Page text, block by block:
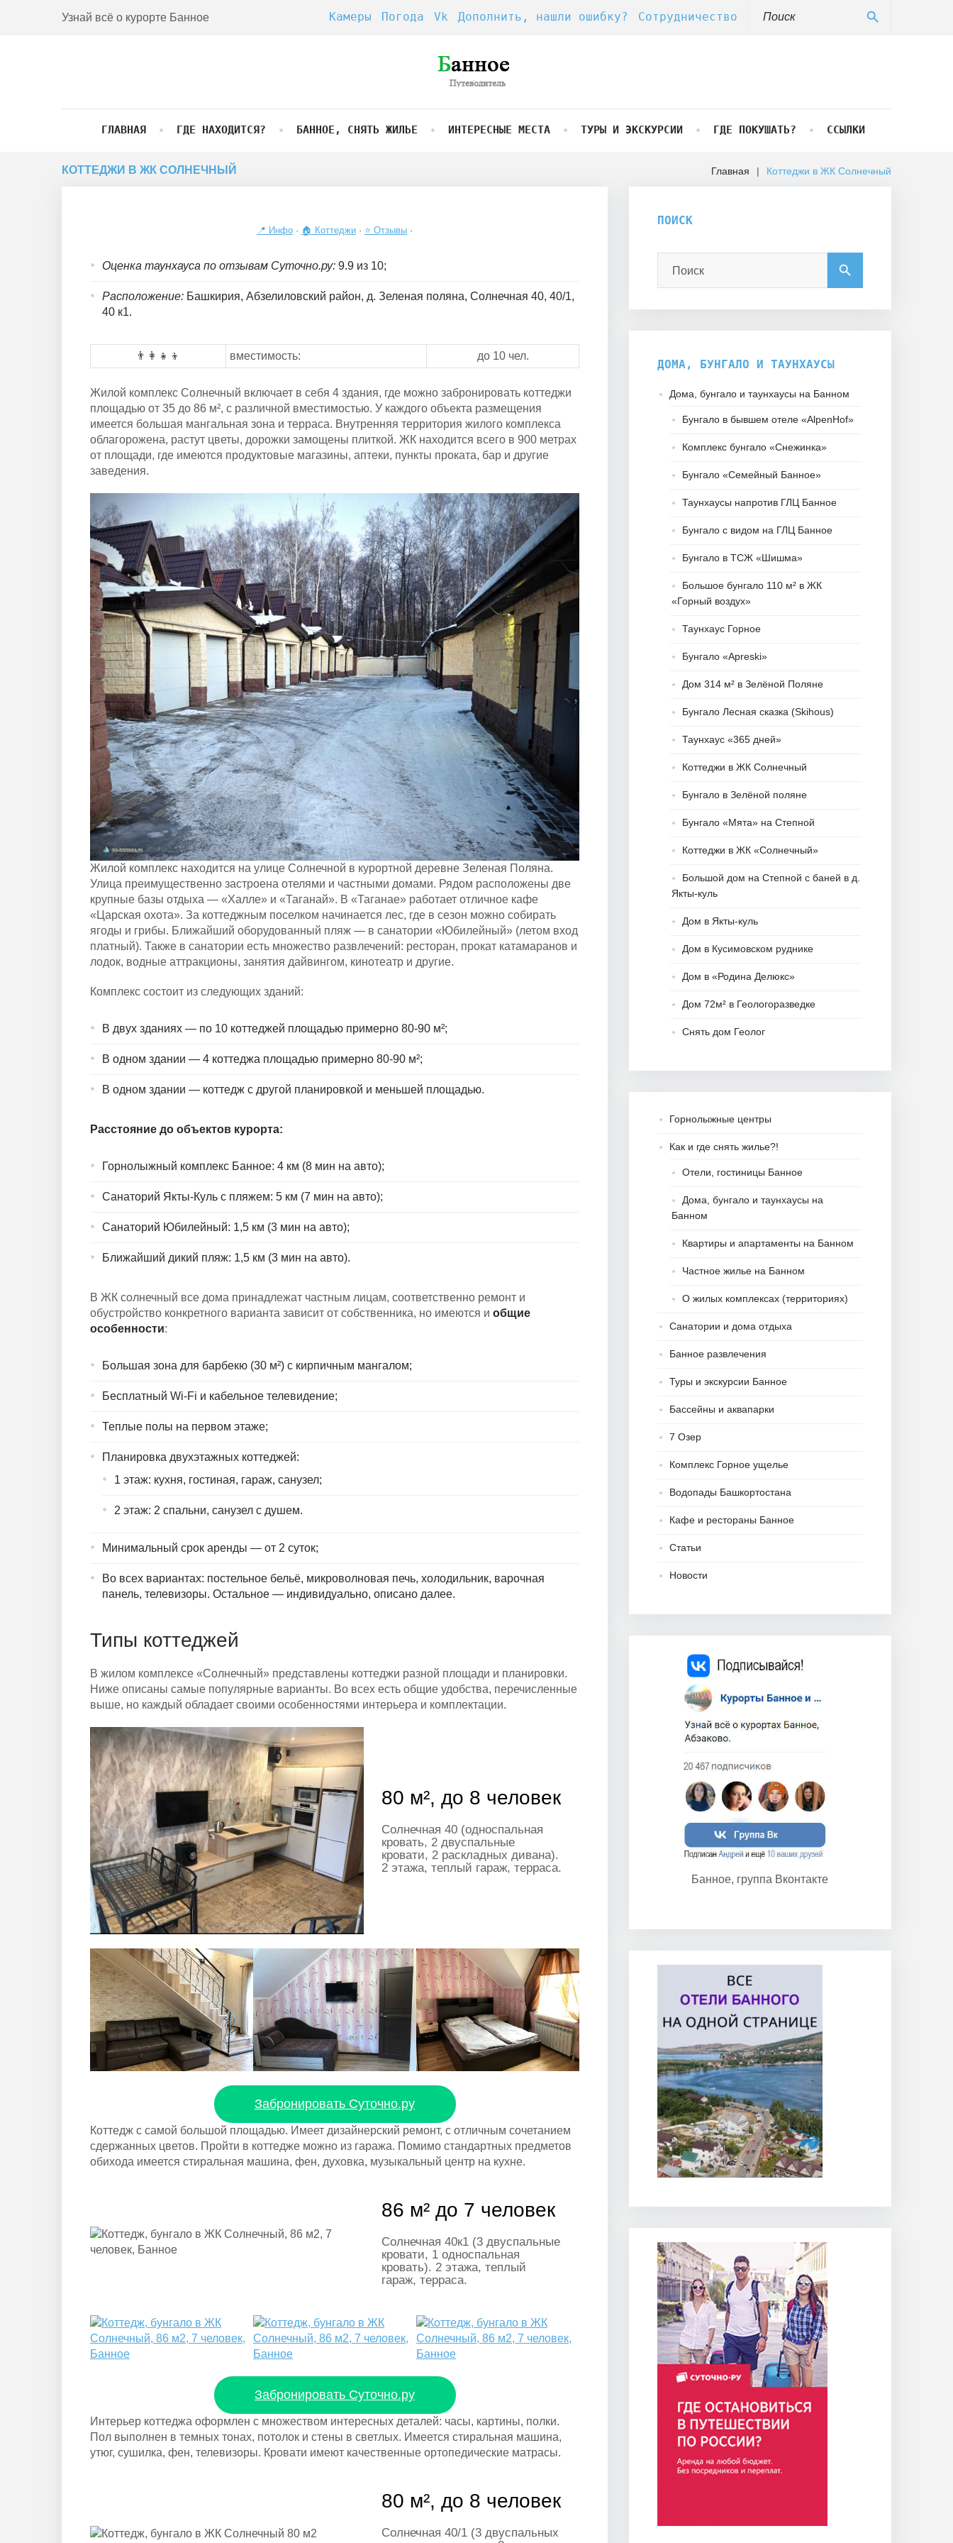
Узнай всё о курорте Банное search
Камеры Погода Vk Дополнить, нашли ошибку? Сотрудничество
ГЛАВНАЯ ГДЕ НАХОДИТСЯ? БАННОЕ, СНЯТЬ ЖИЛЬЕ ИНТЕРЕСНЫЕ МЕСТА ТУРЫ И ЭКСКУРСИИ ГДЕ ПОКУШАТЬ? ССЫЛКИ
КОТТЕДЖИ В ЖК СОЛНЕЧНЫЙ Главная | Коттеджи в ЖК Солнечный
ЖК
📍 Инфо · 🏠 Коттеджи · ⭐ Отзывы ·
Оценка таунхауса по отзывам Суточно.ру: 9.9 из 10;
Расположение: Башкирия, Абзелиловский район, д. Зеленая поляна, Солнечная 40, 40/1,
40 к1.
👨‍👩‍👧‍👦 вместимость: до 10 чел.
Жилой комплекс Солнечный включает в себя 4 здания, где можно забронировать коттеджи
площадью от 35 до 86 м², с различной вместимостью. У каждого объекта размещения
имеется большая мангальная зона и терраса. Внутренняя территория жилого комплекса
облагорожена, растут цветы, дорожки замощены плиткой. ЖК находится всего в 900 метрах
от площади, где имеются продуктовые магазины, аптеки, пункты проката, бар и другие
заведения.
Жилой комплекс находится на улице Солнечной в курортной деревне Зеленая Поляна.
Улица преимущественно застроена отелями и частными домами. Рядом расположены две
крупные базы отдыха — «Халле» и «Таганай». В «Таганае» работает отличное кафе
«Царская охота». За коттеджным поселком начинается лес, где в сезон можно собирать
ягоды и грибы. Ближайший оборудованный пляж — в санатории «Юбилейный» (летом вход
платный). Также в санатории есть множество развлечений: ресторан, прокат катамаранов и
лодок, водные аттракционы, занятия дайвингом, кинотеатр и другие.
Комплекс состоит из следующих зданий:
В двух зданиях — по 10 коттеджей площадью примерно 80-90 м²;
В одном здании — 4 коттеджа площадью примерно 80-90 м²;
В одном здании — коттедж с другой планировкой и меньшей площадью.
Расстояние до объектов курорта:
Горнолыжный комплекс Банное: 4 км (8 мин на авто);
Санаторий Якты-Куль с пляжем: 5 км (7 мин на авто);
Санаторий Юбилейный: 1,5 км (3 мин на авто);
Ближайший дикий пляж: 1,5 км (3 мин на авто).
В ЖК солнечный все дома принадлежат частным лицам, соответственно ремонт и
обустройство конкретного варианта зависит от собственника, но имеются и общие
особенности:
Большая зона для барбекю (30 м²) с кирпичным мангалом;
Бесплатный Wi-Fi и кабельное телевидение;
Теплые полы на первом этаже;
Планировка двухэтажных коттеджей:
1 этаж: кухня, гостиная, гараж, санузел;
2 этаж: 2 спальни, санузел с душем.
Минимальный срок аренды — от 2 суток;
Во всех вариантах: постельное бельё, микроволновая печь, холодильник, варочная
панель, телевизоры. Остальное — индивидуально, описано далее.
Типы коттеджей
В жилом комплексе «Солнечный» представлены коттеджи разной площади и планировки.
Ниже описаны самые популярные варианты. Во всех есть общие удобства, перечисленные
выше, но каждый обладает своими особенностями интерьера и комплектации.
80 м², до 8 человек
Солнечная 40 (односпальная
кровать, 2 двуспальные
кровати, 2 раскладных дивана).
2 этажа, теплый гараж, терраса.
Забронировать Суточно.ру
Коттедж с самой большой площадью. Имеет дизайнерский ремонт, с отличным сочетанием
сдержанных цветов. Пройти в коттедже можно из гаража. Помимо стандартных предметов
обихода имеется стиральная машина, фен, духовка, музыкальный центр на кухне.
86 м² до 7 человек
Солнечная 40к1 (3 двуспальные
кровати, 1 односпальная
кровать). 2 этажа, теплый
гараж, терраса.
Забронировать Суточно.ру
Интерьер коттеджа оформлен с множеством интересных деталей: часы, картины, полки.
Пол выполнен в темных тонах, потолок и стены в светлых. Имеется стиральная машина,
утюг, сушилка, фен, телевизоры. Кровати имеют качественные ортопедические матрасы.
80 м², до 8 человек
Солнечная 40/1 (3 двуспальных
ПОИСК
search
ДОМА, БУНГАЛО И ТАУНХАУСЫ
Дома, бунгало и таунхаусы на Банном
Бунгало в бывшем отеле «AlpenHof»
Комплекс бунгало «Снежинка»
Бунгало «Семейный Банное»
Таунхаусы напротив ГЛЦ Банное
Бунгало с видом на ГЛЦ Банное
Бунгало в ТСЖ «Шишма»
Большое бунгало 110 м² в ЖК
«Горный воздух»
Таунхаус Горное
Бунгало «Apreski»
Дом 314 м² в Зелёной Поляне
Бунгало Лесная сказка (Skihous)
Таунхаус «365 дней»
Коттеджи в ЖК Солнечный
Бунгало в Зелёной поляне
Бунгало «Мята» на Степной
Коттеджи в ЖК «Солнечный»
Большой дом на Степной с баней в д.
Якты-куль
Дом в Якты-куль
Дом в Кусимовском руднике
Дом в «Родина Делюкс»
Дом 72м² в Геологоразведке
Снять дом Геолог
Горнолыжные центры
Как и где снять жилье?!
Отели, гостиницы Банное
Дома, бунгало и таунхаусы на
Банном
Квартиры и апартаменты на Банном
Частное жилье на Банном
О жилых комплексах (территориях)
Санатории и дома отдыха
Банное развлечения
Туры и экскурсии Банное
Бассейны и аквапарки
7 Озер
Комплекс Горное ущелье
Водопады Башкортостана
Кафе и рестораны Банное
Статьи
Новости
Банное, группа Вконтакте